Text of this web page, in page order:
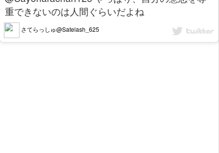
重できないのは人間ぐらいだよね
さてらっしゅ@Satelash_625